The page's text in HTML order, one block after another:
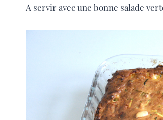
A servir avec une bonne salade